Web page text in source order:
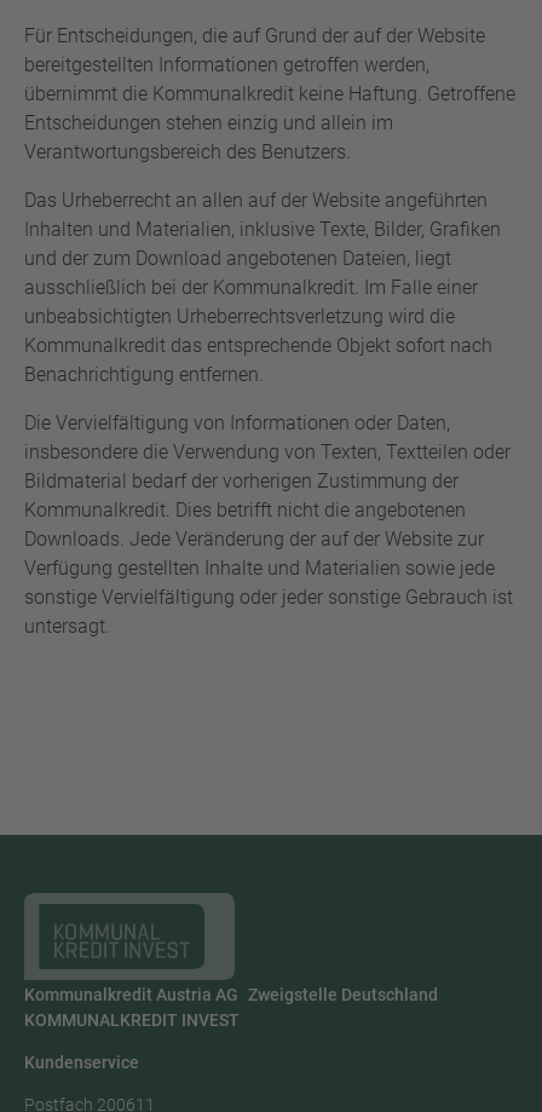
Für Entscheidungen, die auf Grund der auf der Website
bereitgestellten Informationen getroffen werden,
übernimmt die Kommunalkredit keine Haftung. Getroffene
Entscheidungen stehen einzig und allein im
Verantwortungsbereich des Benutzers.
Das Urheberrecht an allen auf der Website angeführten
Inhalten und Materialien, inklusive Texte, Bilder, Grafiken
und der zum Download angebotenen Dateien, liegt
ausschließlich bei der Kommunalkredit. Im Falle einer
unbeabsichtigten Urheberrechtsverletzung wird die
Kommunalkredit das entsprechende Objekt sofort nach
Benachrichtigung entfernen.
Die Vervielfältigung von Informationen oder Daten,
insbesondere die Verwendung von Texten, Textteilen oder
Bildmaterial bedarf der vorherigen Zustimmung der
Kommunalkredit. Dies betrifft nicht die angebotenen
Downloads. Jede Veränderung der auf der Website zur
Verfügung gestellten Inhalte und Materialien sowie jede
sonstige Vervielfältigung oder jeder sonstige Gebrauch ist
untersagt.
Kommunalkredit Austria AG Zweigstelle Deutschland
KOMMUNALKREDIT INVEST
Kundenservice
Postfach 200611